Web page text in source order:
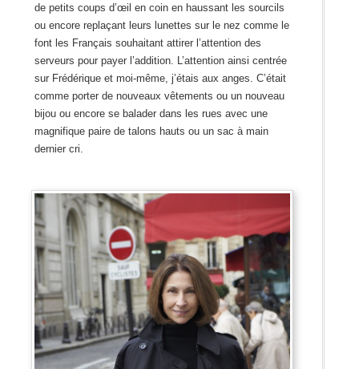
de petits coups d’œil en coin en haussant les sourcils
ou encore replaçant leurs lunettes sur le nez comme le
font les Français souhaitant attirer l’attention des
serveurs pour payer l’addition. L’attention ainsi centrée
sur Frédérique et moi-même, j’étais aux anges. C’était
comme porter de nouveaux vêtements ou un nouveau
bijou ou encore se balader dans les rues avec une
magnifique paire de talons hauts ou un sac à main
dernier cri.